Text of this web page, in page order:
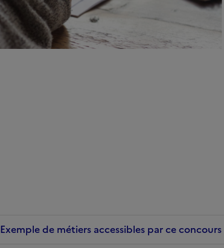
Exemple de métiers accessibles par ce concours